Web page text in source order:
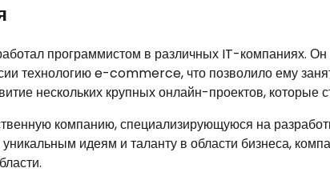
программистом в различных IT-компаниях.
технологию e-commerce, что позволило ему
нескольких крупных онлайн-проектов,
компанию, специализирующуюся на
идеям и таланту в области бизнеса,